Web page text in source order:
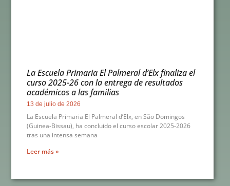
La Escuela Primaria El Palmeral d’Elx finaliza el
curso 2025-26 con la entrega de resultados
académicos a las familias
13 de julio de 2026
La Escuela Primaria El Palmeral d’Elx, en São Domingos
(Guinea-Bissau), ha concluido el curso escolar 2025-2026
tras una intensa semana
Leer más »